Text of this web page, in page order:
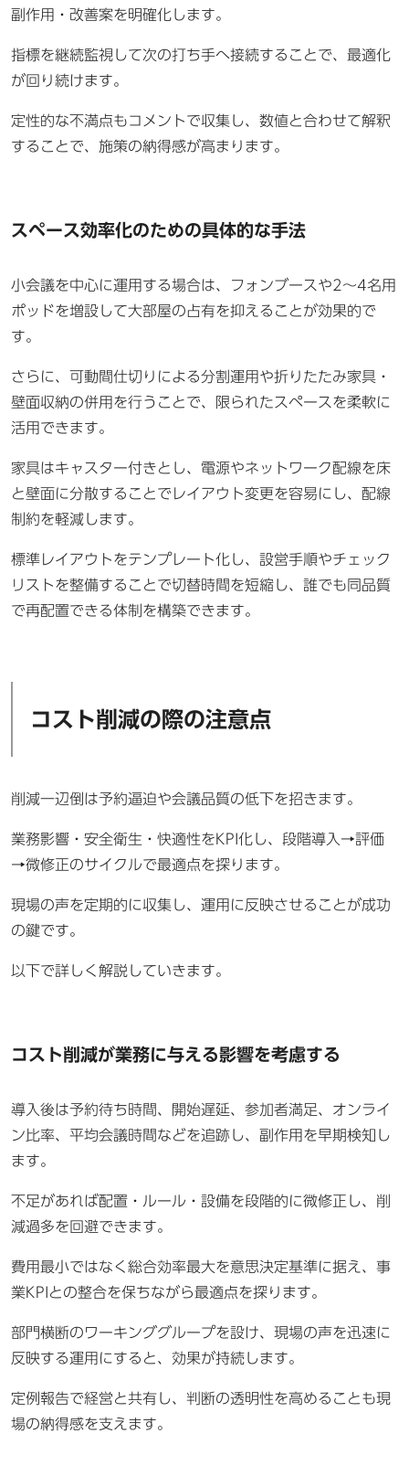
副作用・改善案を明確化します。
指標を継続監視して次の打ち手へ接続することで、最適化
が回り続けます。
定性的な不満点もコメントで収集し、数値と合わせて解釈
することで、施策の納得感が高まります。
スペース効率化のための具体的な手法
小会議を中心に運用する場合は、フォンブースや2〜4名用
ポッドを増設して大部屋の占有を抑えることが効果的で
す。
さらに、可動間仕切りによる分割運用や折りたたみ家具・
壁面収納の併用を行うことで、限られたスペースを柔軟に
活用できます。
家具はキャスター付きとし、電源やネットワーク配線を床
と壁面に分散することでレイアウト変更を容易にし、配線
制約を軽減します。
標準レイアウトをテンプレート化し、設営手順やチェック
リストを整備することで切替時間を短縮し、誰でも同品質
で再配置できる体制を構築できます。
コスト削減の際の注意点
削減一辺倒は予約逼迫や会議品質の低下を招きます。
業務影響・安全衛生・快適性をKPI化し、段階導入→評価
→微修正のサイクルで最適点を探ります。
現場の声を定期的に収集し、運用に反映させることが成功
の鍵です。
以下で詳しく解説していきます。
コスト削減が業務に与える影響を考慮する
導入後は予約待ち時間、開始遅延、参加者満足、オンライ
ン比率、平均会議時間などを追跡し、副作用を早期検知し
ます。
不足があれば配置・ルール・設備を段階的に微修正し、削
減過多を回避できます。
費用最小ではなく総合効率最大を意思決定基準に据え、事
業KPIとの整合を保ちながら最適点を探ります。
部門横断のワーキンググループを設け、現場の声を迅速に
反映する運用にすると、効果が持続します。
定例報告で経営と共有し、判断の透明性を高めることも現
場の納得感を支えます。